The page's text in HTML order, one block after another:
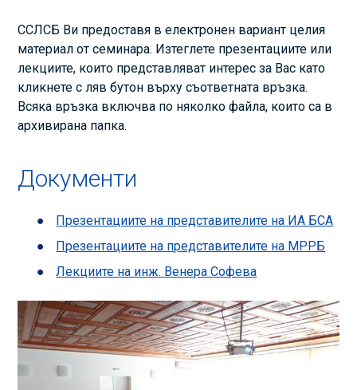
ССЛСБ Ви предоставя в електронен вариант целия
материал от семинара. Изтеглете презентациите или
лекциите, които представляват интерес за Вас като
кликнете с ляв бутон върху съответната връзка.
Всяка връзка включва по няколко файла, които са в
архивирана папка.
Документи
Презентациите на представителите на ИА БСА
Презентациите на представителите на МРРБ
Лекциите на инж. Венера Софева